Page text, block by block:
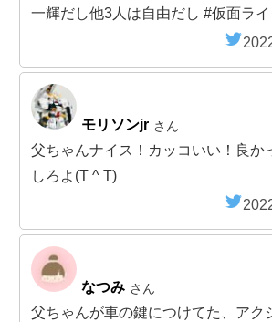
一輝だし他3人は自由だし #仮面ラ
モリソンjr さん
父ちゃんナイス！カッコいい！良か
しろよ(T ^ T)
なつみ さん
父ちゃんが車の鍵につけてた、アク